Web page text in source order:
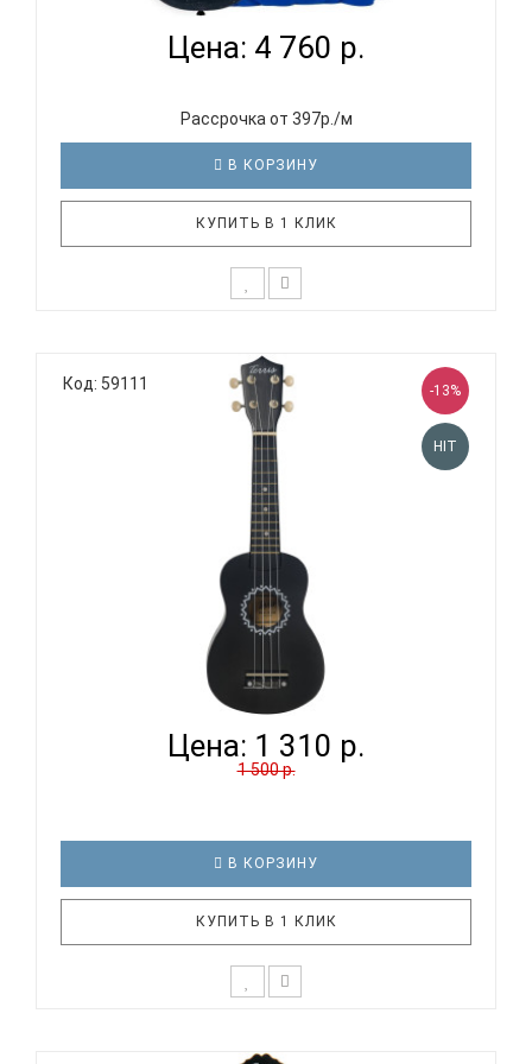
Цена: 4 760 р.
Рассрочка от 397р./м
В КОРЗИНУ
КУПИТЬ В 1 КЛИК
отзывчивая верхняя дека с системой W-пружин
(«веер») Флюрокарбоновые струны обеспечивают
яркое звучание Чрезвычайно прочная и
водонепроницаемая конструкция Выпуклая
задняя дека особой формы для объ..
Код: 59111 -13%
HIT
TERRIS JUS-10 BK - УКУЛЕЛЕ СОПРАНО
Цена: 1 310 р.
1 500 р.
В КОРЗИНУ
КУПИТЬ В 1 КЛИК
нужен подарок для детей или для любимой